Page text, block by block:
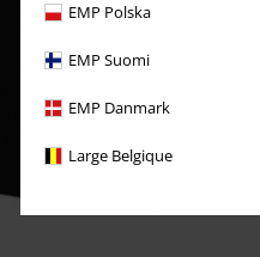
EMP Polska
EMP Suomi
EMP Danmark
Large Belgique